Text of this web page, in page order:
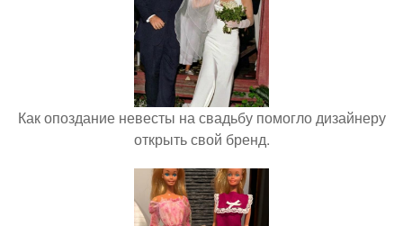
Как опоздание невесты на свадьбу помогло дизайнеру
открыть свой бренд.